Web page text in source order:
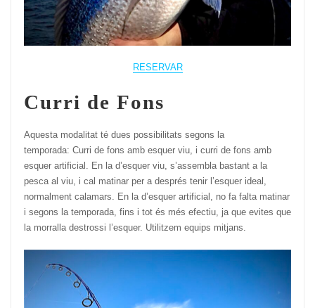
RESERVAR
Curri de Fons
Aquesta modalitat té dues possibilitats segons la
temporada: Curri de fons amb esquer viu, i curri de fons amb
esquer artificial. En la d’esquer viu, s’assembla bastant a la
pesca al viu, i cal matinar per a després tenir l’esquer ideal,
normalment calamars. En la d’esquer artificial, no fa falta matinar
i segons la temporada, fins i tot és més efectiu, ja que evites que
la morralla destrossi l’esquer. Utilitzem equips mitjans.